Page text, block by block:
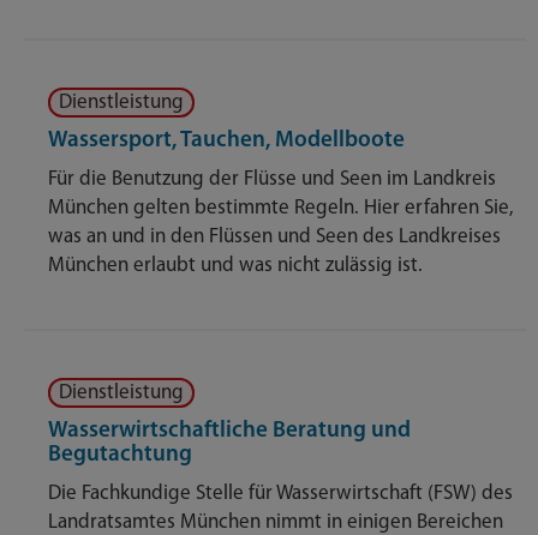
Dienstleistung
Wassersport, Tauchen, Modellboote
Für die Benutzung der Flüsse und Seen im Landkreis
München gelten bestimmte Regeln. Hier erfahren Sie,
was an und in den Flüssen und Seen des Landkreises
München erlaubt und was nicht zulässig ist.
Dienstleistung
Wasserwirtschaftliche Beratung und
Begutachtung
Die Fachkundige Stelle für Wasserwirtschaft (FSW) des
Landratsamtes München nimmt in einigen Bereichen